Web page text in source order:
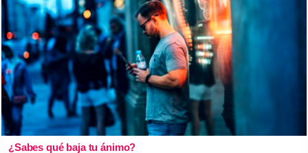
¿Sabes qué baja tu ánimo?